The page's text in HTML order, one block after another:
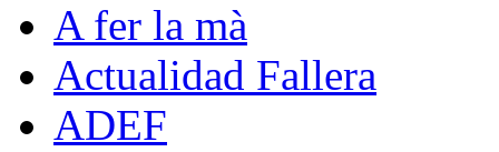
A fer la mà
Actualidad Fallera
ADEF